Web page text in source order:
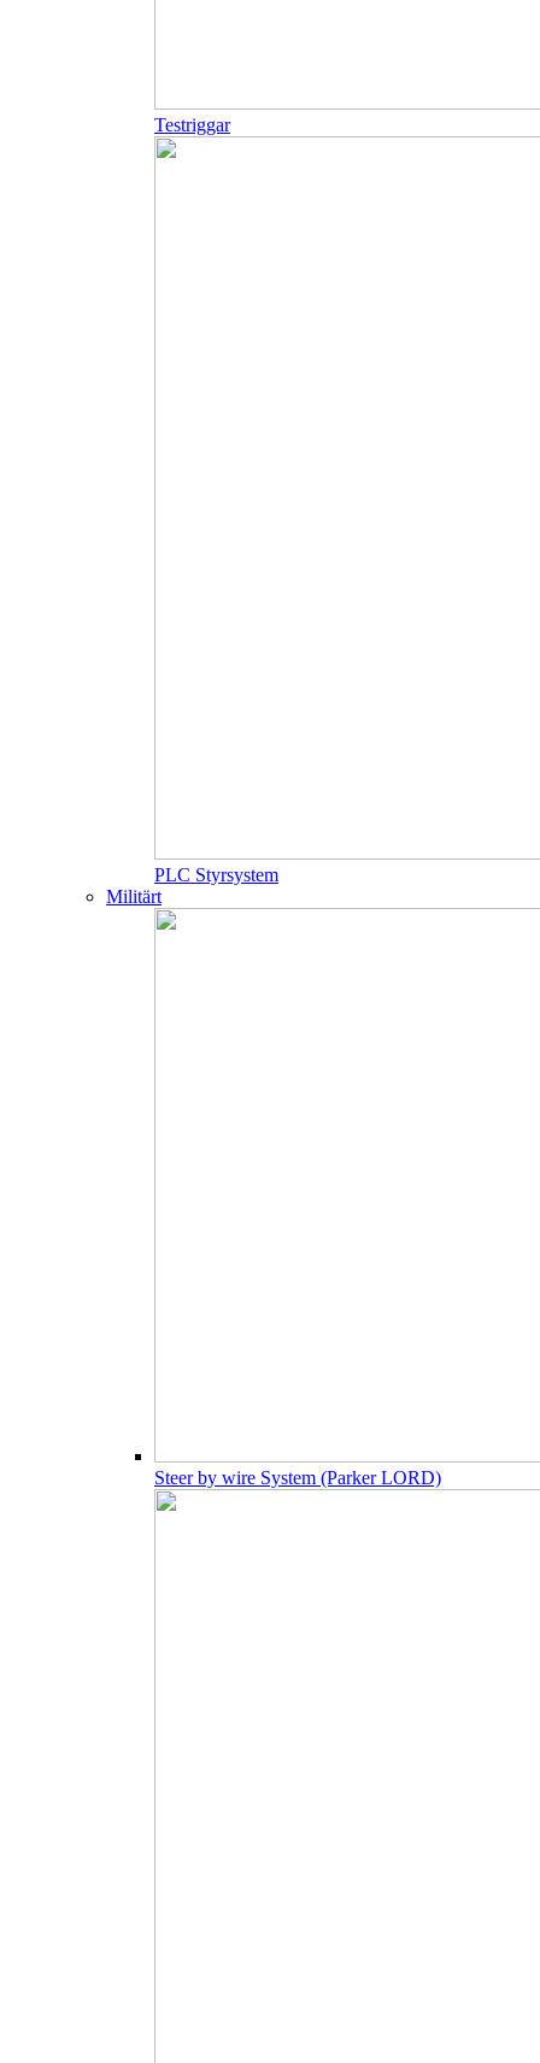
Testriggar
PLC Styrsystem
Militärt
Steer by wire System (Parker LORD)